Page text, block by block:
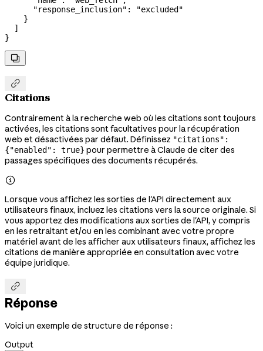
      "response_inclusion"
:
"excluded"
    }
  ]
}


Citations
Contrairement à la recherche web où les citations sont toujours
activées, les citations sont facultatives pour la récupération
web et désactivées par défaut. Définissez "citations":
{"enabled": true} pour permettre à Claude de citer des
passages spécifiques des documents récupérés.

Lorsque vous affichez les sorties de l'API directement aux
utilisateurs finaux, incluez les citations vers la source originale. Si
vous apportez des modifications aux sorties de l'API, y compris
en les retraitant et/ou en les combinant avec votre propre
matériel avant de les afficher aux utilisateurs finaux, affichez les
citations de manière appropriée en consultation avec votre
équipe juridique.

Réponse
Voici un exemple de structure de réponse :
Output